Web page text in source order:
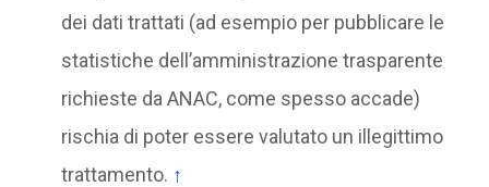
dei dati trattati (ad esempio per pubblicare le
statistiche dell’amministrazione trasparente
richieste da ANAC, come spesso accade)
rischia di poter essere valutato un illegittimo
trattamento. ↑